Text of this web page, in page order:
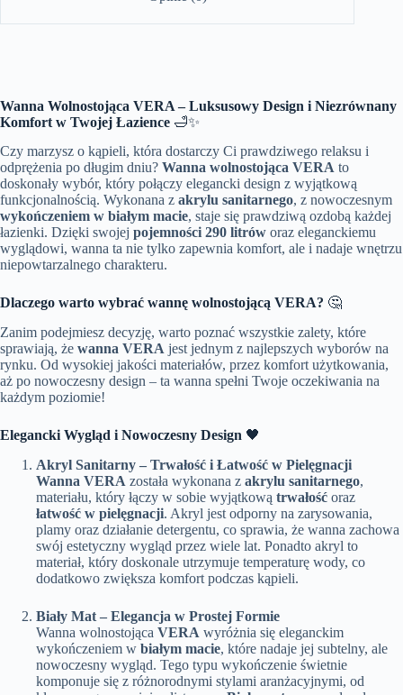
Wanna Wolnostojąca VERA – Luksusowy Design i Niezrównany
Komfort w Twojej Łazience 🛁✨
Czy marzysz o kąpieli, która dostarczy Ci prawdziwego relaksu i
odprężenia po długim dniu? Wanna wolnostojąca VERA to
doskonały wybór, który połączy elegancki design z wyjątkową
funkcjonalnością. Wykonana z akrylu sanitarnego, z nowoczesnym
wykończeniem w białym macie, staje się prawdziwą ozdobą każdej
łazienki. Dzięki swojej pojemności 290 litrów oraz eleganckiemu
wyglądowi, wanna ta nie tylko zapewnia komfort, ale i nadaje wnętrzu
niepowtarzalnego charakteru.
Dlaczego warto wybrać wannę wolnostojącą VERA? 🤔
Zanim podejmiesz decyzję, warto poznać wszystkie zalety, które
sprawiają, że wanna VERA jest jednym z najlepszych wyborów na
rynku. Od wysokiej jakości materiałów, przez komfort użytkowania,
aż po nowoczesny design – ta wanna spełni Twoje oczekiwania na
każdym poziomie!
Elegancki Wygląd i Nowoczesny Design 🖤
Akryl Sanitarny – Trwałość i Łatwość w Pielęgnacji
Wanna VERA została wykonana z akrylu sanitarnego,
materiału, który łączy w sobie wyjątkową trwałość oraz
łatwość w pielęgnacji. Akryl jest odporny na zarysowania,
plamy oraz działanie detergentu, co sprawia, że wanna zachowa
swój estetyczny wygląd przez wiele lat. Ponadto akryl to
materiał, który doskonale utrzymuje temperaturę wody, co
dodatkowo zwiększa komfort podczas kąpieli.
Biały Mat – Elegancja w Prostej Formie
Wanna wolnostojąca VERA wyróżnia się eleganckim
wykończeniem w białym macie, które nadaje jej subtelny, ale
nowoczesny wygląd. Tego typu wykończenie świetnie
komponuje się z różnorodnymi stylami aranżacyjnymi, od